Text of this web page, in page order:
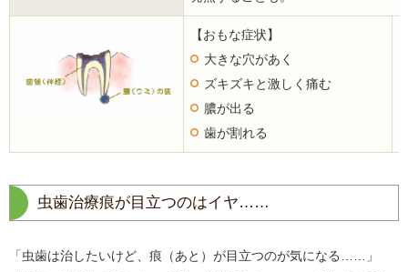
【おもな症状】
大きな穴があく
ズキズキと激しく痛む
膿が出る
歯が割れる
虫歯治療痕が目立つのはイヤ……
「虫歯は治したいけど、痕（あと）が目立つのが気になる……」